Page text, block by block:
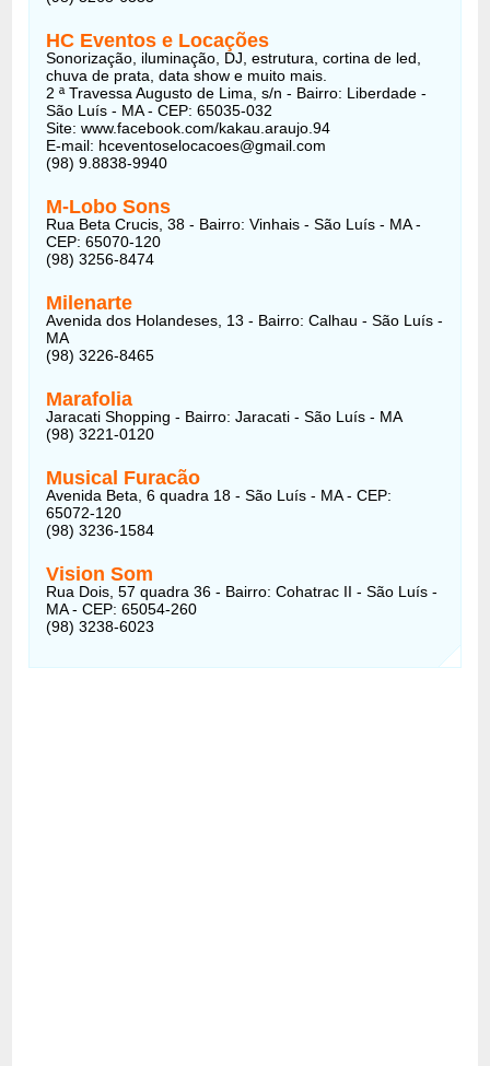
HC Eventos e Locações
Sonorização, iluminação, DJ, estrutura, cortina de led,
chuva de prata, data show e muito mais.
2 ª Travessa Augusto de Lima, s/n - Bairro: Liberdade -
São Luís - MA - CEP: 65035-032
Site: www.facebook.com/kakau.araujo.94
E-mail: hceventoselocacoes@gmail.com
(98) 9.8838-9940
M-Lobo Sons
Rua Beta Crucis, 38 - Bairro: Vinhais - São Luís - MA -
CEP: 65070-120
(98) 3256-8474
Milenarte
Avenida dos Holandeses, 13 - Bairro: Calhau - São Luís -
MA
(98) 3226-8465
Marafolia
Jaracati Shopping - Bairro: Jaracati - São Luís - MA
(98) 3221-0120
Musical Furacão
Avenida Beta, 6 quadra 18 - São Luís - MA - CEP:
65072-120
(98) 3236-1584
Vision Som
Rua Dois, 57 quadra 36 - Bairro: Cohatrac II - São Luís -
MA - CEP: 65054-260
(98) 3238-6023